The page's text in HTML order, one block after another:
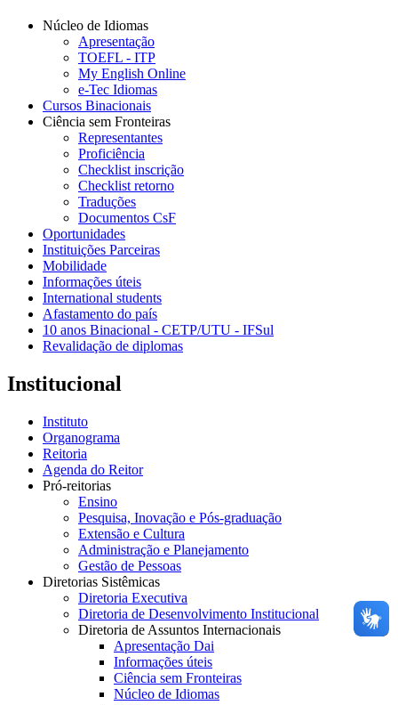
Núcleo de Idiomas
Apresentação
TOEFL - ITP
My English Online
e-Tec Idiomas
Cursos Binacionais
Ciência sem Fronteiras
Representantes
Proficiência
Checklist inscrição
Checklist retorno
Traduções
Documentos CsF
Oportunidades
Instituições Parceiras
Mobilidade
Informações úteis
International students
Afastamento do país
10 anos Binacional - CETP/UTU - IFSul
Revalidação de diplomas
Institucional
Instituto
Organograma
Reitoria
Agenda do Reitor
Pró-reitorias
Ensino
Pesquisa, Inovação e Pós-graduação
Extensão e Cultura
Administração e Planejamento
Gestão de Pessoas
Diretorias Sistêmicas
Diretoria Executiva
Diretoria de Desenvolvimento Institucional
Diretoria de Assuntos Internacionais
Apresentação Dai
Informações úteis
Ciência sem Fronteiras
Núcleo de Idiomas